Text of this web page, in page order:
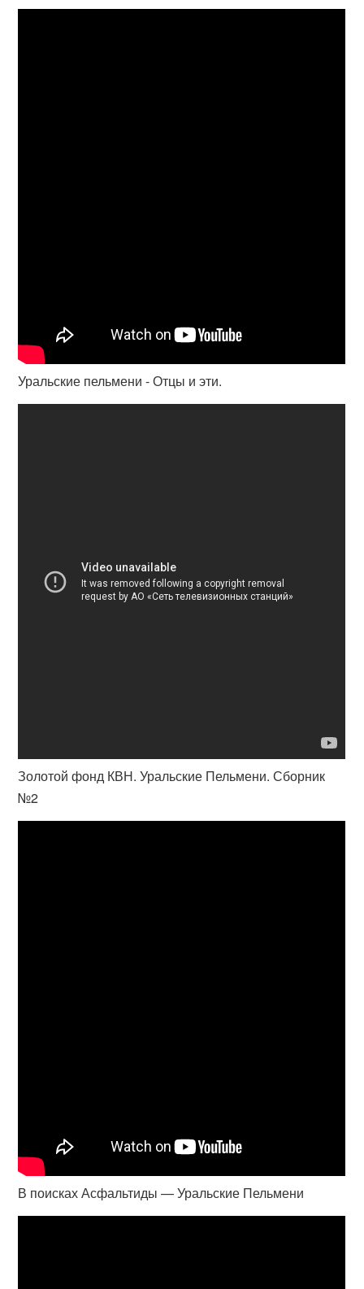
Уральские пельмени - Отцы и эти.
Золотой фонд КВН. Уральские Пельмени. Сборник
№2
В поисках Асфальтиды — Уральские Пельмени